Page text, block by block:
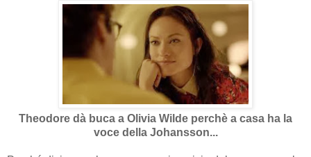
Theodore dà buca a Olivia Wilde perchè a casa ha la
voce della Johansson...